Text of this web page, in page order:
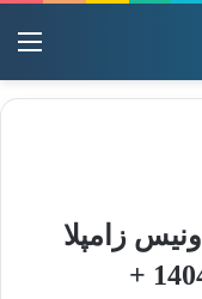
زامپلا
خالق کال اف دیوتی 2 دی 1404 +